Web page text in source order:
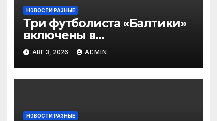
НОВОСТИ РАЗНЫЕ
Три футболиста «Балтики»
включены в
символическую сборную
2‑го тура РПЛ по версии
подписчиков МАТЧ
ПРЕМЬЕР
АВГ 3, 2026 ADMIN
НОВОСТИ РАЗНЫЕ